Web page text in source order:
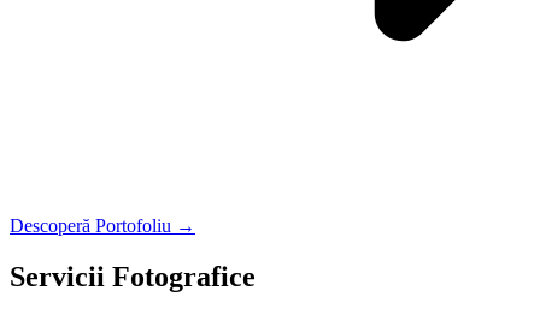
Descoperă Portofoliu →
Servicii Fotografice